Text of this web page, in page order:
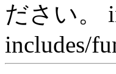
ださい。
includes/